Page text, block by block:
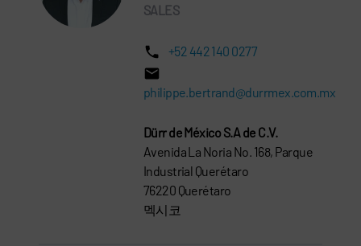
SALES
+52 442 140 0277
philippe.bertrand@durrmex.com.mx
Dürr de México S.A de C.V.
Avenida La Noria No. 168, Parque
Industrial Querétaro
76220 Querétaro
멕시코